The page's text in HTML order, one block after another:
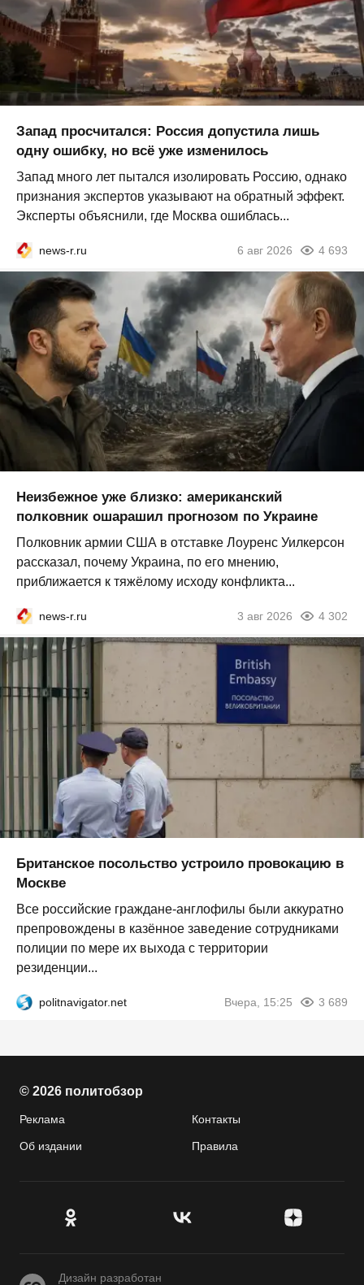
Запад просчитался: Россия допустила лишь
одну ошибку, но всё уже изменилось
Запад много лет пытался изолировать Россию, однако
признания экспертов указывают на обратный эффект.
Эксперты объяснили, где Москва ошиблась...
news-r.ru 6 авг 2026 4 693
Неизбежное уже близко: американский
полковник ошарашил прогнозом по Украине
Полковник армии США в отставке Лоуренс Уилкерсон
рассказал, почему Украина, по его мнению,
приближается к тяжёлому исходу конфликта...
news-r.ru 3 авг 2026 4 302
Британское посольство устроило провокацию в
Москве
Все российские граждане-англофилы были аккуратно
препровождены в казённое заведение сотрудниками
полиции по мере их выхода с территории
резиденции...
politnavigator.net Вчера, 15:25 3 689
© 2026 политобзор
Реклама Контакты
Об издании Правила